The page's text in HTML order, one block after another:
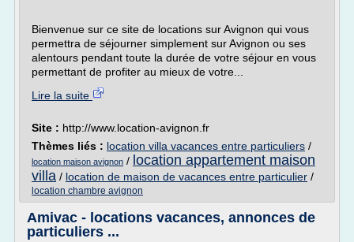
Bienvenue sur ce site de locations sur Avignon qui vous
permettra de séjourner simplement sur Avignon ou ses
alentours pendant toute la durée de votre séjour en vous
permettant de profiter au mieux de votre...
Lire la suite
Site : http://www.location-avignon.fr
Thèmes liés : location villa vacances entre particuliers /
location maison avignon / location appartement maison
villa / location de maison de vacances entre particulier /
location chambre avignon
Amivac - locations vacances, annonces de
particuliers ...